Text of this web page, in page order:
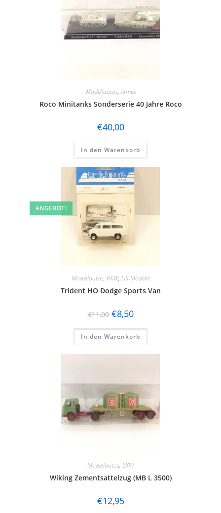
Modellautos,Armee
Roco Minitanks Sonderserie 40 Jahre Roco
€40,00
In den Warenkorb
ANGEBOT!
Modellautos, PKW, US-Modelle
Trident HO Dodge Sports Van
€11,00 €8,50
In den Warenkorb
Modellautos, LKW
Wiking Zementsattelzug (MB L 3500)
€12,95